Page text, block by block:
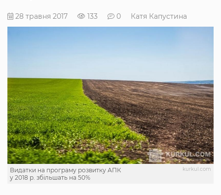
28 травня 2017 133 0 Катя Капустина
kurkul.com
Видатки на програму розвитку АПК
у 2018 р. збільшать на 50%